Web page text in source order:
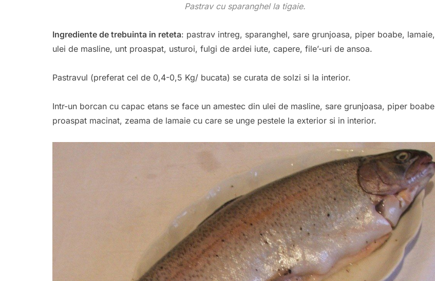
Pastrav cu sparanghel la tigaie.
Ingrediente de trebuinta in reteta: pastrav intreg, sparanghel, sare grunjoasa, piper boabe, lamaie,
ulei de masline, unt proaspat, usturoi, fulgi de ardei iute, capere, file’-uri de ansoa.
Pastravul (preferat cel de 0,4-0,5 Kg/ bucata) se curata de solzi si la interior.
Intr-un borcan cu capac etans se face un amestec din ulei de masline, sare grunjoasa, piper boabe
proaspat macinat, zeama de lamaie cu care se unge pestele la exterior si in interior.